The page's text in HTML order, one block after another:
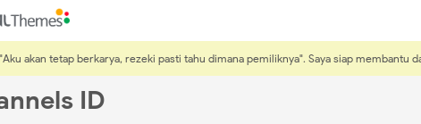
"Aku akan tetap berkarya, rezeki pasti tahu dimana pemiliknya". Saya siap
ID